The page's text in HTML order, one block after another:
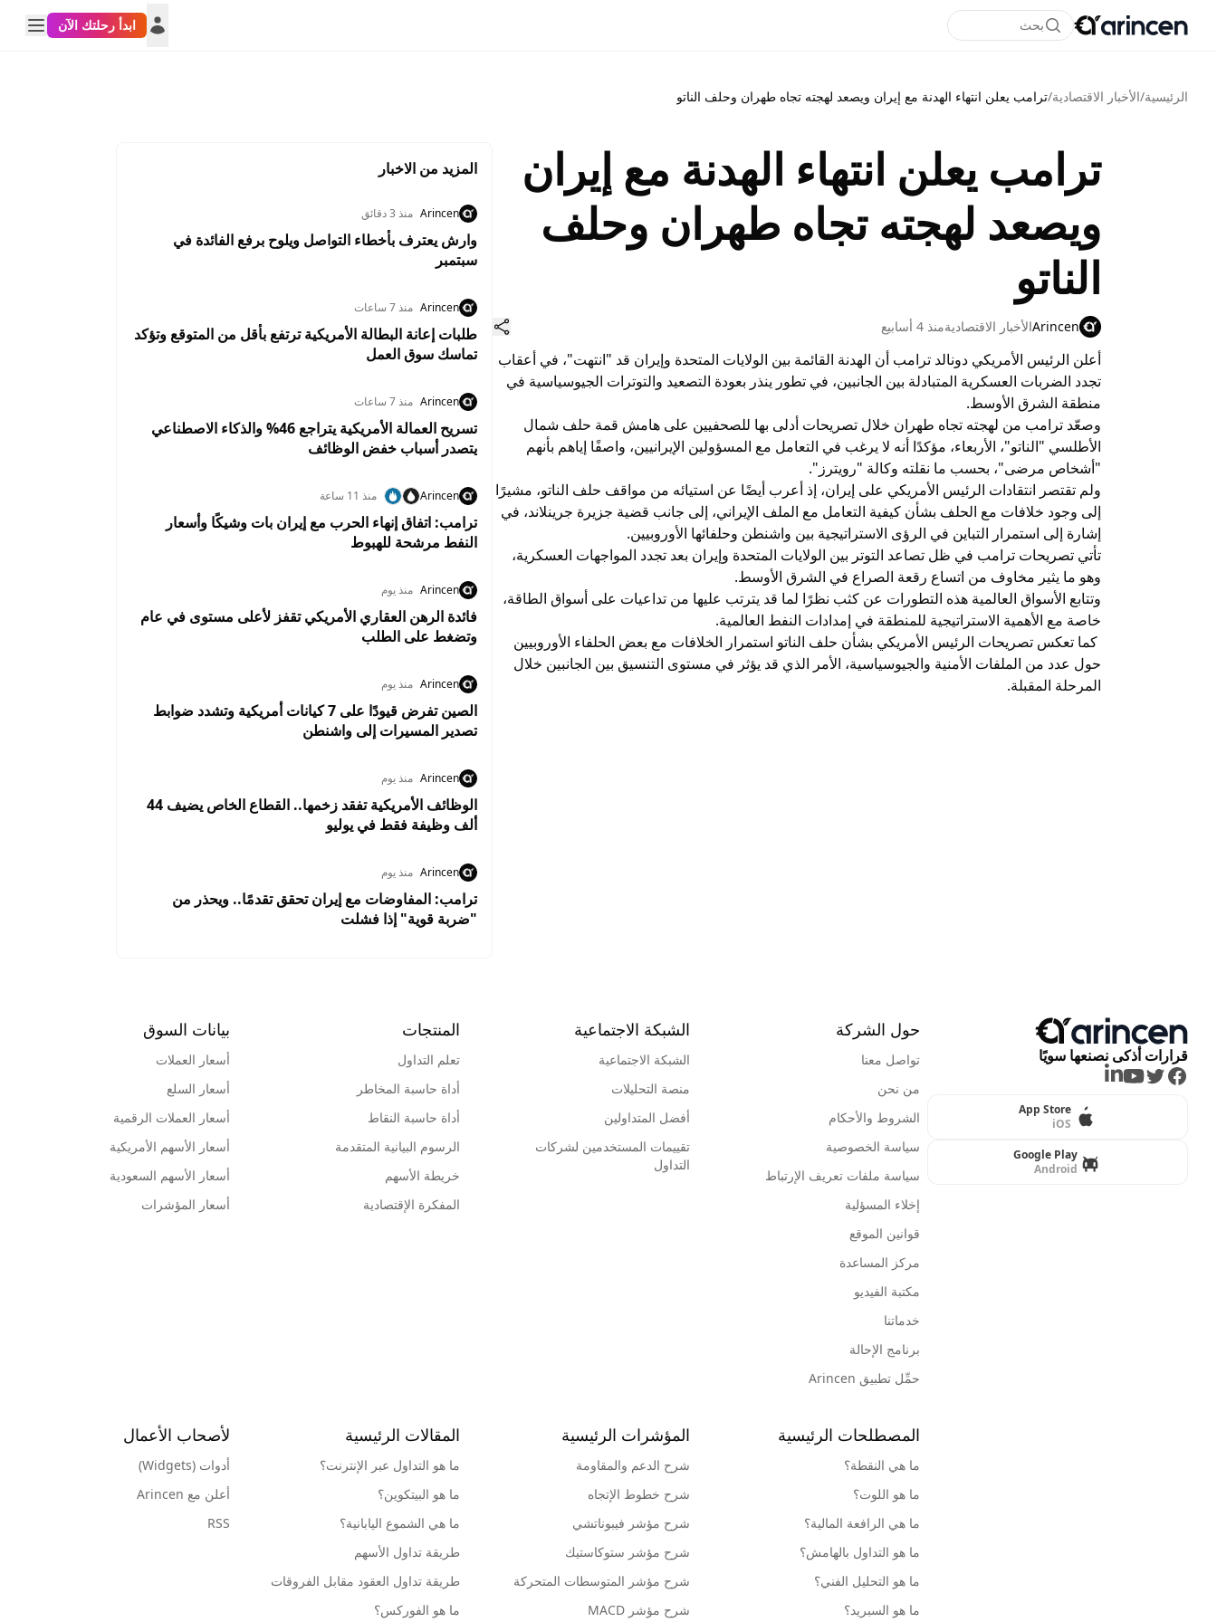
بحث ابدأ رحلتك الآن
الرئيسية/الأخبار الاقتصادية/ترامب يعلن انتهاء الهدنة مع إيران ويصعد لهجته تجاه طهران وحلف الناتو
ترامب يعلن انتهاء الهدنة مع إيران
ويصعد لهجته تجاه طهران وحلف
الناتو
Arincenالأخبار الاقتصاديةمنذ 4 أسابيع
أعلن الرئيس الأمريكي دونالد ترامب أن الهدنة القائمة بين الولايات المتحدة وإيران قد "انتهت"، في أعقاب
تجدد الضربات العسكرية المتبادلة بين الجانبين، في تطور ينذر بعودة التصعيد والتوترات الجيوسياسية في
منطقة الشرق الأوسط.
وصعّد ترامب من لهجته تجاه طهران خلال تصريحات أدلى بها للصحفيين على هامش قمة حلف شمال
الأطلسي "الناتو"، الأربعاء، مؤكدًا أنه لا يرغب في التعامل مع المسؤولين الإيرانيين، واصفًا إياهم بأنهم
"أشخاص مرضى"، بحسب ما نقلته وكالة "رويترز".
ولم تقتصر انتقادات الرئيس الأمريكي على إيران، إذ أعرب أيضًا عن استيائه من مواقف حلف الناتو، مشيرًا
إلى وجود خلافات مع الحلف بشأن كيفية التعامل مع الملف الإيراني، إلى جانب قضية جزيرة جرينلاند، في
إشارة إلى استمرار التباين في الرؤى الاستراتيجية بين واشنطن وحلفائها الأوروبيين.
تأتي تصريحات ترامب في ظل تصاعد التوتر بين الولايات المتحدة وإيران بعد تجدد المواجهات العسكرية،
وهو ما يثير مخاوف من اتساع رقعة الصراع في الشرق الأوسط.
وتتابع الأسواق العالمية هذه التطورات عن كثب نظرًا لما قد يترتب عليها من تداعيات على أسواق الطاقة،
خاصة مع الأهمية الاستراتيجية للمنطقة في إمدادات النفط العالمية.
كما تعكس تصريحات الرئيس الأمريكي بشأن حلف الناتو استمرار الخلافات مع بعض الحلفاء الأوروبيين
حول عدد من الملفات الأمنية والجيوسياسية، الأمر الذي قد يؤثر في مستوى التنسيق بين الجانبين خلال
المرحلة المقبلة.
المزيد من الاخبار
Arincen منذ 3 دقائق
وارش يعترف بأخطاء التواصل ويلوح برفع الفائدة في
سبتمبر
Arincen منذ 7 ساعات
طلبات إعانة البطالة الأمريكية ترتفع بأقل من المتوقع وتؤكد
تماسك سوق العمل
Arincen منذ 7 ساعات
تسريح العمالة الأمريكية يتراجع 46% والذكاء الاصطناعي
يتصدر أسباب خفض الوظائف
Arincen منذ 11 ساعة
ترامب: اتفاق إنهاء الحرب مع إيران بات وشيكًا وأسعار
النفط مرشحة للهبوط
Arincen منذ يوم
فائدة الرهن العقاري الأمريكي تقفز لأعلى مستوى في عام
وتضغط على الطلب
Arincen منذ يوم
الصين تفرض قيودًا على 7 كيانات أمريكية وتشدد ضوابط
تصدير المسيرات إلى واشنطن
Arincen منذ يوم
الوظائف الأمريكية تفقد زخمها.. القطاع الخاص يضيف 44
ألف وظيفة فقط في يوليو
Arincen منذ يوم
ترامب: المفاوضات مع إيران تحقق تقدمًا.. ويحذر من
"ضربة قوية" إذا فشلت
قرارات أذكى نصنعها سويًا
Facebook
Twitter
Youtube
LinkedIn
App Store
iOS
Google Play
Android
حول الشركة
تواصل معنا
من نحن
الشروط والأحكام
سياسة الخصوصية
سياسة ملفات تعريف الإرتباط
إخلاء المسؤلية
قوانين الموقع
مركز المساعدة
مكتبة الفيديو
خدماتنا
برنامج الإحالة
حمِّل تطبيق Arincen
الشبكة الاجتماعية
الشبكة الاجتماعية
منصة التحليلات
أفضل المتداولين
تقييمات المستخدمين لشركات
التداول
المنتجات
تعلم التداول
أداة حاسبة المخاطر
أداة حاسبة النقاط
الرسوم البيانية المتقدمة
خريطة الأسهم
المفكرة الإقتصادية
بيانات السوق
أسعار العملات
أسعار السلع
أسعار العملات الرقمية
أسعار الأسهم الأمريكية
أسعار الأسهم السعودية
أسعار المؤشرات
المصطلحات الرئيسية
ما هي النقطة؟
ما هو اللوت؟
ما هي الرافعة المالية؟
ما هو التداول بالهامش؟
ما هو التحليل الفني؟
ما هو السبريد؟
المؤشرات الرئيسية
شرح الدعم والمقاومة
شرح خطوط الإتجاه
شرح مؤشر فيبوناتشي
شرح مؤشر ستوكاستيك
شرح مؤشر المتوسطات المتحركة
شرح مؤشر MACD
المقالات الرئيسية
ما هو التداول عبر الإنترنت؟
ما هو البيتكوين؟
ما هي الشموع اليابانية؟
طريقة تداول الأسهم
طريقة تداول العقود مقابل الفروقات
ما هو الفوركس؟
لأصحاب الأعمال
أدوات (Widgets)
أعلن مع Arincen
RSS